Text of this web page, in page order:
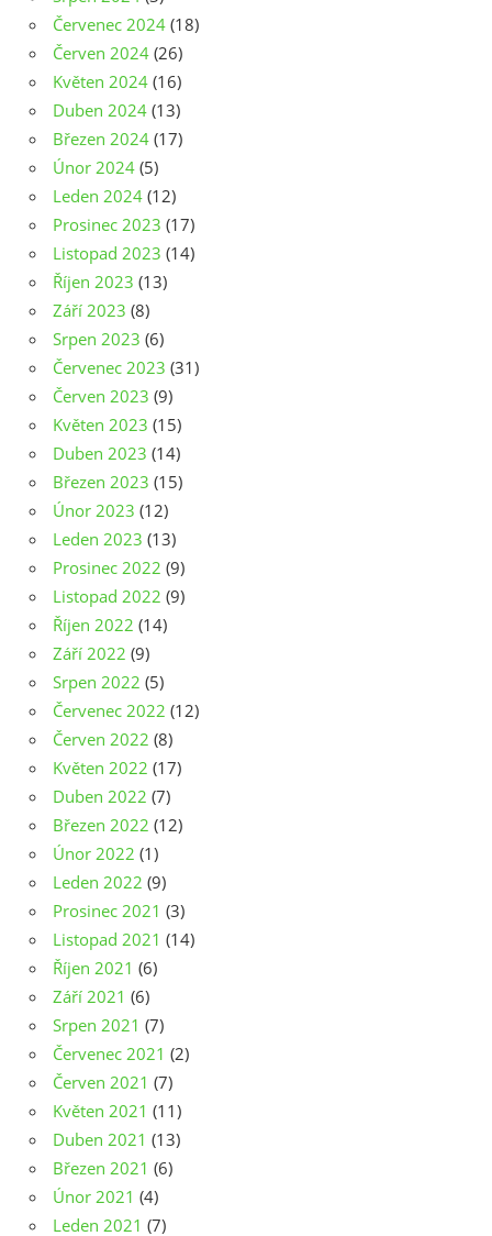
Červenec 2024 (18)
Červen 2024 (26)
Květen 2024 (16)
Duben 2024 (13)
Březen 2024 (17)
Únor 2024 (5)
Leden 2024 (12)
Prosinec 2023 (17)
Listopad 2023 (14)
Říjen 2023 (13)
Září 2023 (8)
Srpen 2023 (6)
Červenec 2023 (31)
Červen 2023 (9)
Květen 2023 (15)
Duben 2023 (14)
Březen 2023 (15)
Únor 2023 (12)
Leden 2023 (13)
Prosinec 2022 (9)
Listopad 2022 (9)
Říjen 2022 (14)
Září 2022 (9)
Srpen 2022 (5)
Červenec 2022 (12)
Červen 2022 (8)
Květen 2022 (17)
Duben 2022 (7)
Březen 2022 (12)
Únor 2022 (1)
Leden 2022 (9)
Prosinec 2021 (3)
Listopad 2021 (14)
Říjen 2021 (6)
Září 2021 (6)
Srpen 2021 (7)
Červenec 2021 (2)
Červen 2021 (7)
Květen 2021 (11)
Duben 2021 (13)
Březen 2021 (6)
Únor 2021 (4)
Leden 2021 (7)